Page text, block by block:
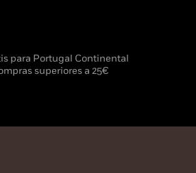
para Portugal Continental
superiores a 25€